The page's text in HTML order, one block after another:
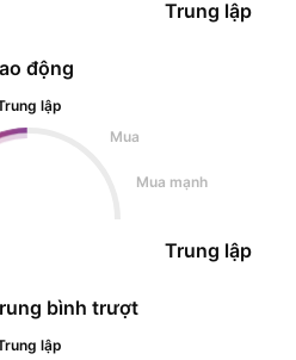
động
lập
Mua
Mua mạnh
Trung lập
Trung lập
bình trượt
lập